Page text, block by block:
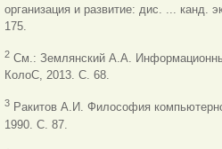
организация и развитие: дис. ... канд.
175.
2 См.: Землянский А.А.
КолоС, 2013. С. 68.
3 Ракитов А.И. Философия
1990. С. 87.